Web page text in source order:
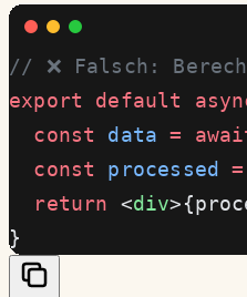
// ❌ Falsch:
export default
  const
data =
  const
processed =
  return
<div
}